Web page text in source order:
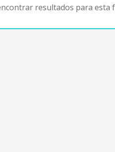
resultados para esta